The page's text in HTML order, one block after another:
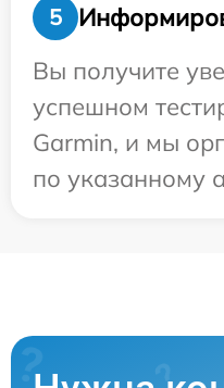
5
Вы получите
успешном
Garmin, и мы
по указанному